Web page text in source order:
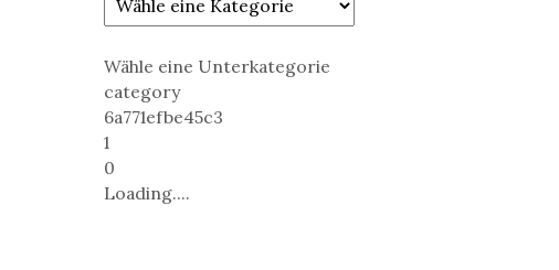
Wähle eine Unterkategorie
category
6a771efbe45c3
1
0
Loading....